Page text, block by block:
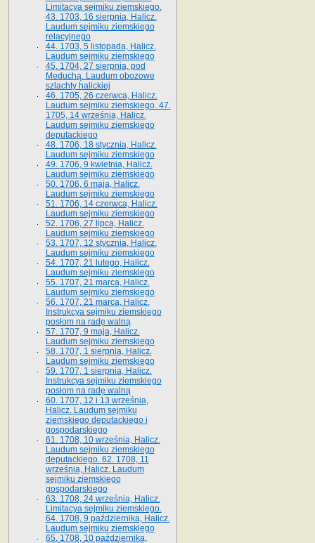
Limitacya sejmiku ziemskiego.
43. 1703, 16 sierpnia, Halicz.
Laudum sejmiku ziemskiego
relacyjnego
44. 1703, 5 listopada, Halicz.
Laudum sejmiku ziemskiego
45. 1704, 27 sierpnia, pod
Meduchą. Laudum obozowe
szlachty halickiej
46. 1705, 26 czerwca, Halicz.
Laudum sejmiku ziemskiego. 47.
1705, 14 września, Halicz.
Laudum sejmiku ziemskiego
deputackiego
48. 1706, 18 stycznia, Halicz.
Laudum sejmiku ziemskiego
49. 1706, 9 kwietnia, Halicz.
Laudum sejmiku ziemskiego
50. 1706, 6 maja, Halicz.
Laudum sejmiku ziemskiego
51. 1706, 14 czerwca, Halicz.
Laudum sejmiku ziemskiego
52. 1706, 27 lipca, Halicz.
Laudum sejmiku ziemskiego
53. 1707, 12 stycznia, Halicz.
Laudum sejmiku ziemskiego
54. 1707, 21 lutego, Halicz.
Laudum sejmiku ziemskiego
55. 1707, 21 marca, Halicz.
Laudum sejmiku ziemskiego
56. 1707, 21 marca, Halicz.
Instrukcya sejmiku ziemskiego
posłom na radę walną
57. 1707, 9 maja, Halicz.
Laudum sejmiku ziemskiego
58. 1707, 1 sierpnia, Halicz.
Laudum sejmiku ziemskiego
59. 1707, 1 sierpnia, Halicz.
Instrukcya sejmiku ziemskiego
posłom na radę walną
60. 1707, 12 i 13 września,
Halicz. Laudum sejmiku
ziemskiego deputackiego i
gospodarskiego
61. 1708, 10 września, Halicz.
Laudum sejmiku ziemskiego
deputackiego. 62. 1708, 11
września, Halicz. Laudum
sejmiku ziemskiego
gospodarskiego
63. 1708, 24 września, Halicz.
Limitacya sejmiku ziemskiego.
64. 1708, 9 października, Halicz.
Laudum sejmiku ziemskiego
65­. 1708, 10 października,